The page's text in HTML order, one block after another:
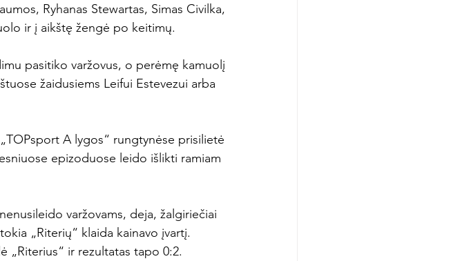
Ryhanas Stewartas, Simas Civilka,
ir į aikštę žengė po keitimų.
pasitiko varžovus, o perėmę kamuolį
žaidusiems Leifui Estevezui arba
A lygos“ rungtynėse prisilietė
epizoduose leido išlikti ramiam
varžovams, deja, žalgiriečiai
„Riterių“ klaida kainavo įvartį.
„Riterius“ ir rezultatas tapo 0:2.